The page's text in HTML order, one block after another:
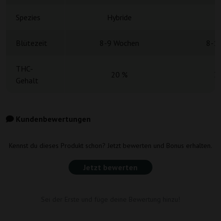
Spezies Hybride
THC-
Gehalt
20 %
Kundenbewertungen
Kennst du dieses Produkt schon? Jetzt bewerten und Bonus erhalten.
Jetzt bewerten